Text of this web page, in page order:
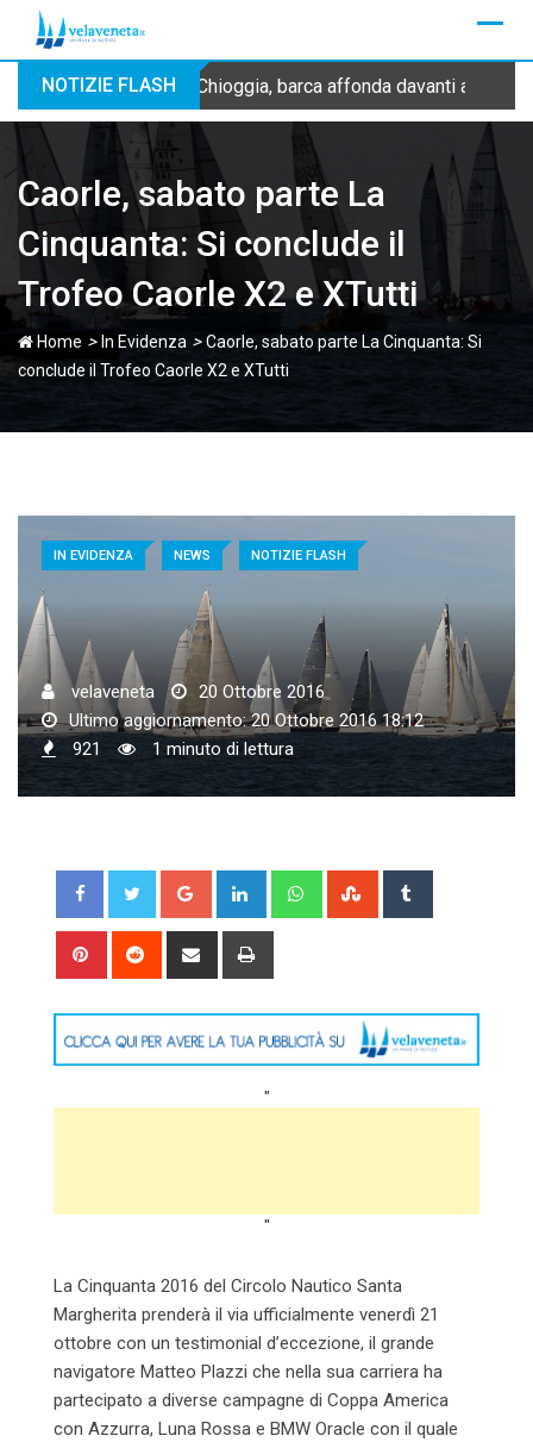
NOTIZIE FLASH Chioggia, barca affonda davanti alla
Caorle, sabato parte La
Cinquanta: Si conclude il
Trofeo Caorle X2 e XTutti
Home > In Evidenza >Caorle, sabato parte La Cinquanta: Si
conclude il Trofeo Caorle X2 e XTutti
IN EVIDENZA NEWS NOTIZIE FLASH
velaveneta
20 Ottobre 2016
Ultimo aggiornamento: 20 Ottobre 2016 18:12
921
1 minuto di lettura
Google+ LinkedIn WhatsappStumbleUpon
Pinterest Reddit
Share
"
"
La Cinquanta 2016 del Circolo Nautico Santa
Margherita prenderà il via ufficialmente venerdì 21
ottobre con un testimonial d’eccezione, il grande
navigatore Matteo Plazzi che nella sua carriera ha
partecipato a diverse campagne di Coppa America
con Azzurra, Luna Rossa e BMW Oracle con il quale